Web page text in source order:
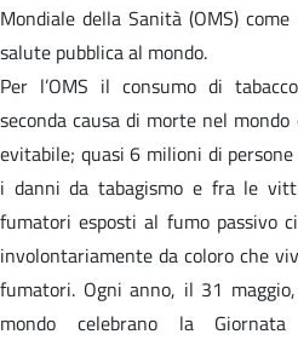
Mondiale della Sanità (OMS)
salute pubblica al mondo.
Per l’OMS il consumo di
seconda causa di morte nel
evitabile; quasi 6 milioni di
i danni da tabagismo e fra le
fumatori esposti al fumo passivo
involontariamente da coloro che
fumatori. Ogni anno, il 31
mondo celebrano la Giornata